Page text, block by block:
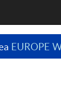
EUROPE